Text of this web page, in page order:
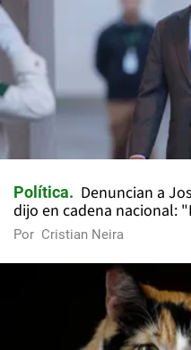
Política
Denuncian a
dijo en cadena nacional:
Por Cristian Neira